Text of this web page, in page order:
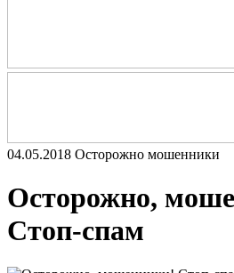
04.05.2018 Осторожно мошенники
Осторожно,
Стоп-спам